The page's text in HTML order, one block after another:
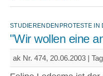
STUDIERENDENPROTESTE
"Wir wollen eine
ak Nr. 474, 20.06.2003 |